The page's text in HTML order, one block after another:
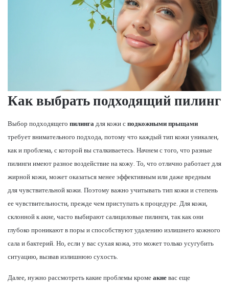
Как выбрать подходящий пилинг
Выбор подходящего пилингадля кожи сподкожными прыщами
требует внимательного подхода, потому что каждый тип кожи уникален,
как и проблема, с которой вы сталкиваетесь. Начнем с того, что разные
пилинги имеют разное воздействие на кожу. То, что отлично работает для
жирной кожи, может оказаться менее эффективным или даже вредным
для чувствительной кожи. Поэтому важно учитывать тип кожи и степень
ее чувствительности, прежде чем приступать к процедуре. Для кожи,
склонной к акне, часто выбирают салициловые пилинги, так как они
глубоко проникают в поры и способствуют удалению излишнего кожного
сала и бактерий. Но, если у вас сухая кожа, это может только усугубить
ситуацию, вызвав излишнюю сухость.
Далее, нужно рассмотреть какие проблемы кромеакневас еще